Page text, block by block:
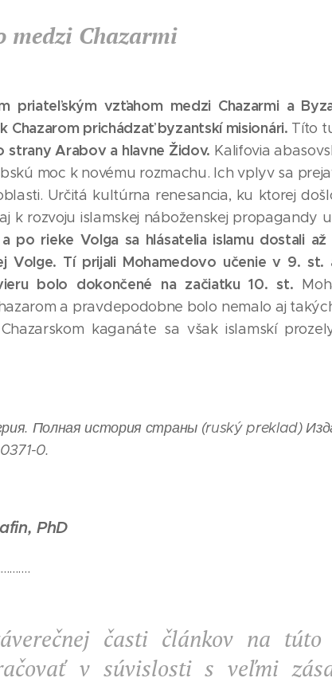
medzi Chazarmi
priateľským vzťahom medzi Chazarmi a
Chazarom prichádzať byzantskí misionári. Títo
strany Arabov a hlavne Židov. Kalifovia
moc k novému rozmachu. Ich vplyv sa
Určitá kultúrna renesancia, ku ktorej
k rozvoju islamskej náboženskej propagandy
po rieke Volga sa hlásatelia islamu dostali
Volge. Tí prijali Mohamedovo učenie v 9. st.
bolo dokončené na začiatku 10. st.
a pravdepodobne bolo nemalo aj
kaganáte sa však islamskí
Полная история страны (ruský preklad)
0.
PhD
časti článkov na túto
v súvislosti s veľmi